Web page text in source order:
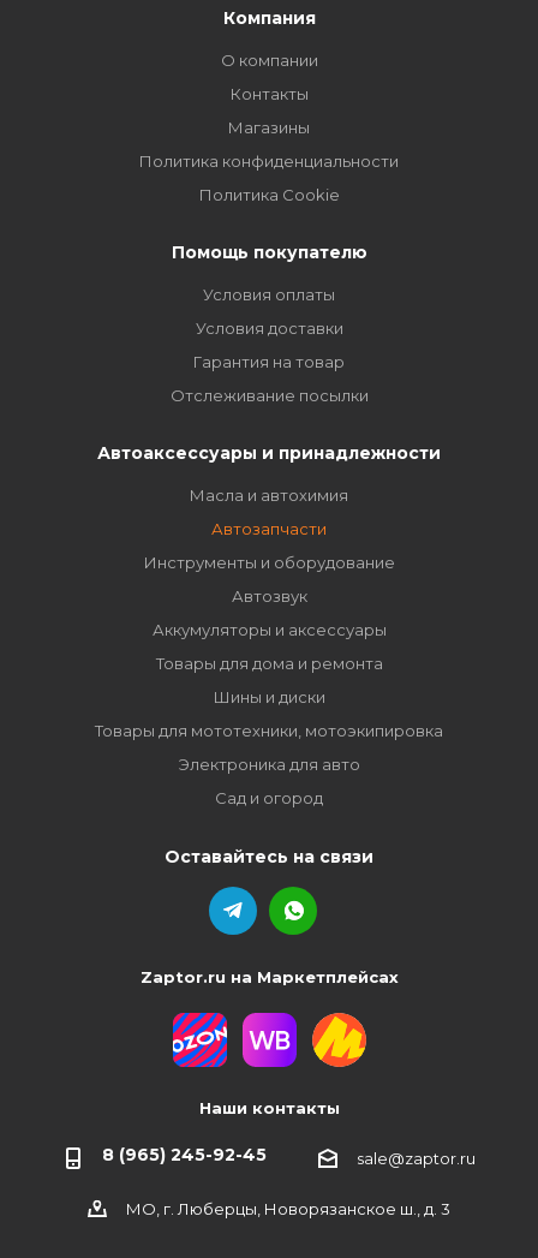
Компания
О компании
Контакты
Магазины
Политика конфиденциальности
Политика Cookie
Помощь покупателю
Условия оплаты
Условия доставки
Гарантия на товар
Отслеживание посылки
Автоаксессуары и принадлежности
Масла и автохимия
Автозапчасти
Инструменты и оборудование
Автозвук
Аккумуляторы и аксессуары
Товары для дома и ремонта
Шины и диски
Товары для мототехники, мотоэкипировка
Электроника для авто
Сад и огород
Оставайтесь на связи
Zaptor.ru на Маркетплейсах
Наши контакты
8 (965) 245-92-45 sale@zaptor.ru
МО, г. Люберцы, Новорязанское ш., д. 3